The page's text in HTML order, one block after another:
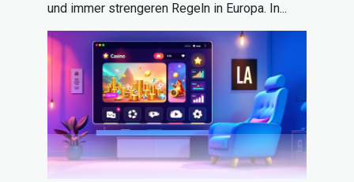
und immer strengeren Regeln in Europa. In...